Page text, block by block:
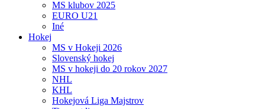
MS klubov 2025
EURO U21
Iné
Hokej
MS v Hokeji 2026
Slovenský hokej
MS v hokeji do 20 rokov 2027
NHL
KHL
Hokejová Liga Majstrov